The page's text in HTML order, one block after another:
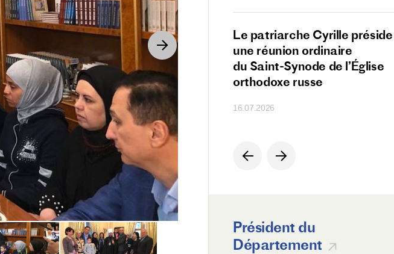
Message de Sa Sainteté
le patriarche Cyrille
aux participants de la XVIIᵉ
Assemblée du monde russe
20.10.2025
Le patriarche Cyrille préside
une réunion ordinaire
du Saint-Synode de l’Église
orthodoxe russe
16.07.2026
Président du
Département